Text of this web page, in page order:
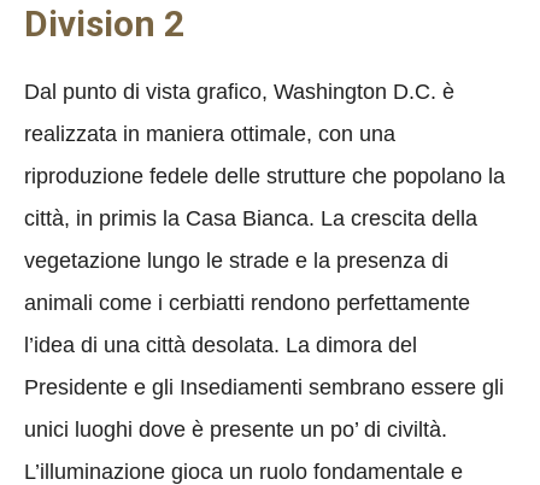
Division 2
Dal punto di vista grafico, Washington D.C. è
realizzata in maniera ottimale, con una
riproduzione fedele delle strutture che popolano la
città, in primis la Casa Bianca. La crescita della
vegetazione lungo le strade e la presenza di
animali come i cerbiatti rendono perfettamente
l’idea di una città desolata. La dimora del
Presidente e gli Insediamenti sembrano essere gli
unici luoghi dove è presente un po’ di civiltà.
L’illuminazione gioca un ruolo fondamentale e